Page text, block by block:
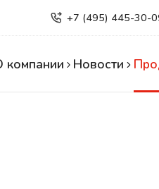
+7 (495) 445-30-
компании Новости